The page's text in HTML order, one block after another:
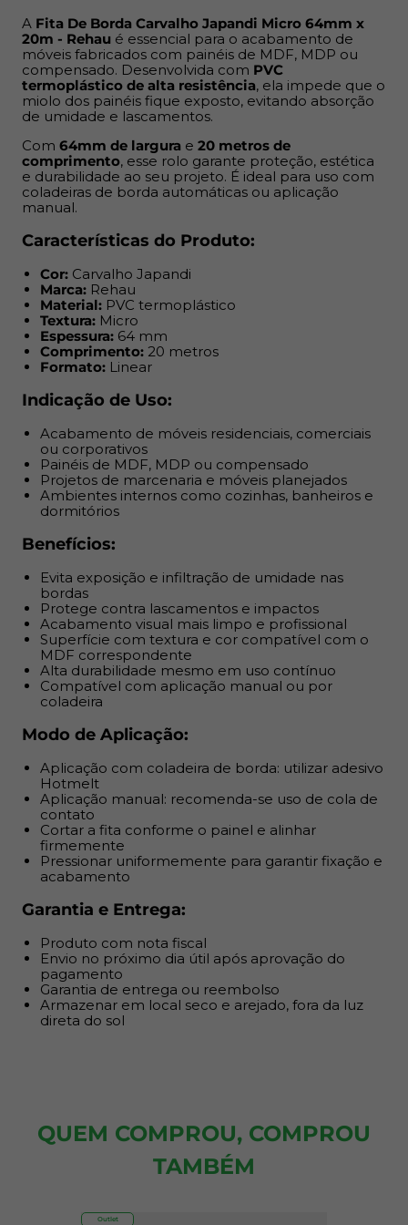
Formato: Linear
Indicação de Uso:
Acabamento de móveis residenciais, comerciais ou
corporativos
Painéis de MDF, MDP ou compensado
Projetos de marcenaria e móveis planejados
Ambientes internos como cozinhas, banheiros e
dormitórios
Benefícios:
Evita exposição e infiltração de umidade nas bordas
Protege contra lascamentos e impactos
Acabamento visual mais limpo e profissional
Superfície com textura e cor compatível com o MDF
correspondente
Compatível com aplicação manual ou por coladeira
Modo de Aplicação:
Aplicação com coladeira de borda: utilizar adesivo
Hotmelt
Aplicação manual: recomenda-se uso de cola de
contato
Pressionar uniformemente para garantir fixação e
acabamento
Garantia e Entrega:
Produto com nota fiscal
Envio no próximo dia útil após aprovação do
Garantia de entrega ou reembolso
do sol
A Fita De Borda Carvalho Japandi Micro 64mm x
20m - Rehau é essencial para o acabamento de
móveis fabricados com painéis de MDF, MDP ou
compensado. Desenvolvida com PVC
termoplástico de alta resistência, ela impede que o
miolo dos painéis fique exposto, evitando absorção
de umidade e lascamentos.
Com 64mm de largura e 20 metros de
comprimento, esse rolo garante proteção, estética
e durabilidade ao seu projeto. É ideal para uso com
coladeiras de borda automáticas ou aplicação
manual.
Características do Produto:
Cor: Carvalho Japandi
Marca: Rehau
Material: PVC termoplástico
Textura: Micro
Espessura: 64 mm
Comprimento: 20 metros
Formato: Linear
Indicação de Uso:
Acabamento de móveis residenciais, comerciais
ou corporativos
Painéis de MDF, MDP ou compensado
Projetos de marcenaria e móveis planejados
Ambientes internos como cozinhas, banheiros e
dormitórios
Benefícios:
Evita exposição e infiltração de umidade nas
bordas
Protege contra lascamentos e impactos
Acabamento visual mais limpo e profissional
Superfície com textura e cor compatível com o
MDF correspondente
Alta durabilidade mesmo em uso contínuo
Compatível com aplicação manual ou por
coladeira
Modo de Aplicação:
Aplicação com coladeira de borda: utilizar adesivo
Hotmelt
Aplicação manual: recomenda-se uso de cola de
contato
Cortar a fita conforme o painel e alinhar
firmemente
Pressionar uniformemente para garantir fixação e
acabamento
Garantia e Entrega:
Produto com nota fiscal
Envio no próximo dia útil após aprovação do
pagamento
Garantia de entrega ou reembolso
Armazenar em local seco e arejado, fora da luz
direta do sol
QUEM COMPROU, COMPROU
TAMBÉM
Outlet